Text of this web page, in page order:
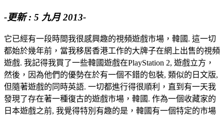
-更新 : 5 九月 2013-
它已經有一段時間我很感興趣的視頻遊戲市場，韓國. 這一切
都始於幾年前，當我移居香港工作的大牌子在網上出售的視頻
遊戲. 我記得我買了一些韓國遊戲在PlayStation 2, 遊戲立方，
然後，因為他們的優勢在於有一個不錯的包裝, 類似的日文版,
但隨著遊戲​​的同時英語. 一切都進行得很順利，直到有一天我
發現了存在著一種復古的遊戲市場，韓國. 作為一個收藏家的
日本遊戲之前, 我覺得特別有趣的是，韓國有一個特定的市場